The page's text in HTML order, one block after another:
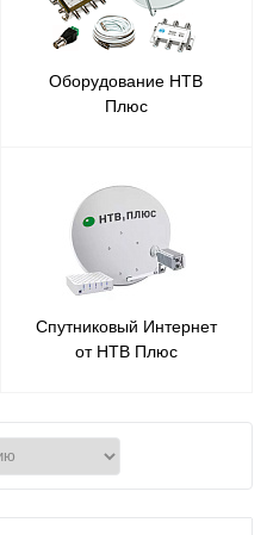
Оборудование НТВ
Плюс
Спутниковый Интернет
от НТВ Плюс